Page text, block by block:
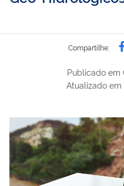
Compartilhe:
Publicado em
Atualizado em